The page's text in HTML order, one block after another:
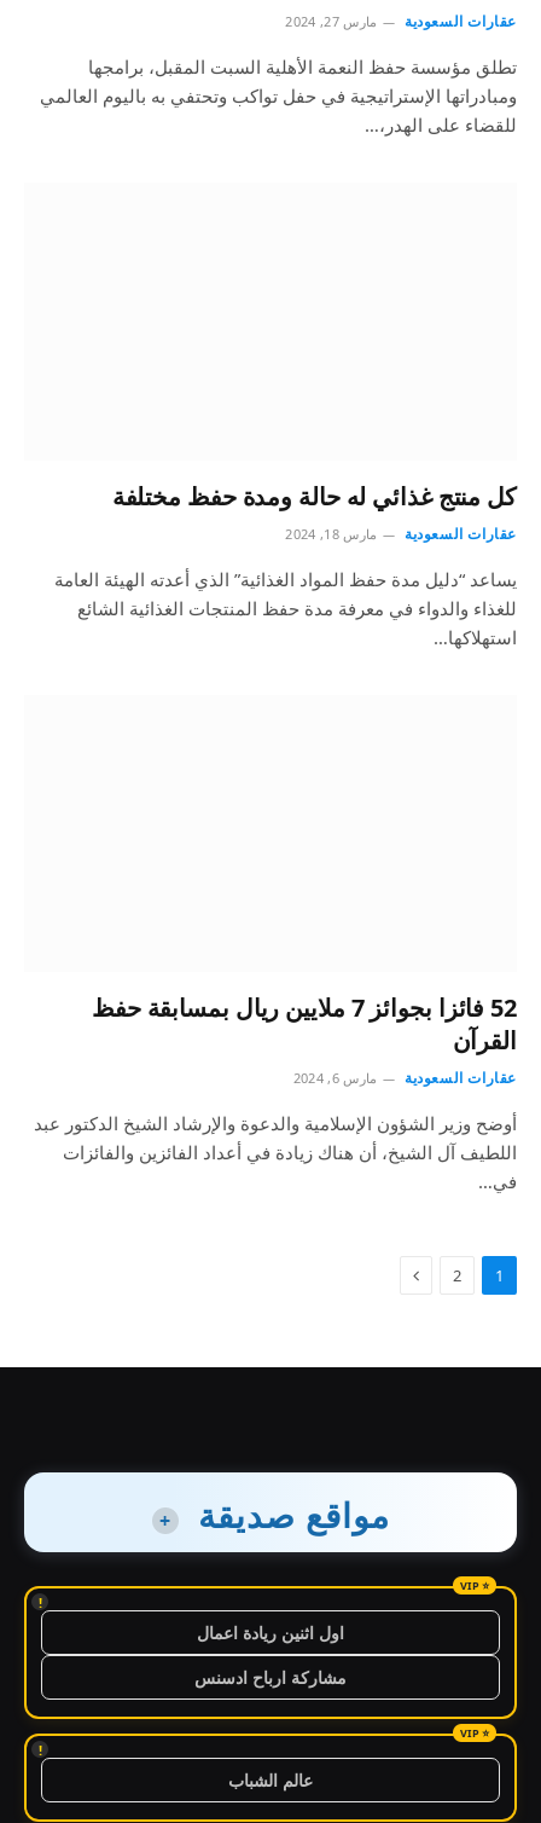
عقارات السعودية مارس 27, 2024
تطلق مؤسسة حفظ النعمة الأهلية السبت المقبل، برامجها
ومبادراتها الإستراتيجية في حفل تواكب وتحتفي به باليوم العالمي
للقضاء على الهدر،…
كل منتج غذائي له حالة ومدة حفظ مختلفة
عقارات السعودية مارس 18, 2024
يساعد “دليل مدة حفظ المواد الغذائية” الذي أعدته الهيئة العامة
للغذاء والدواء في معرفة مدة حفظ المنتجات الغذائية الشائع
استهلاكها…
52 فائزا بجوائز 7 ملايين ريال بمسابقة حفظ
القرآن
عقارات السعودية مارس 6, 2024
أوضح وزير الشؤون الإسلامية والدعوة والإرشاد الشيخ الدكتور عبد
اللطيف آل الشيخ، أن هناك زيادة في أعداد الفائزين والفائزات
في…
1
2
مواقع صديقة +
!
اول اثنين ريادة اعمال
مشاركة ارباح ادسنس
!
عالم الشباب